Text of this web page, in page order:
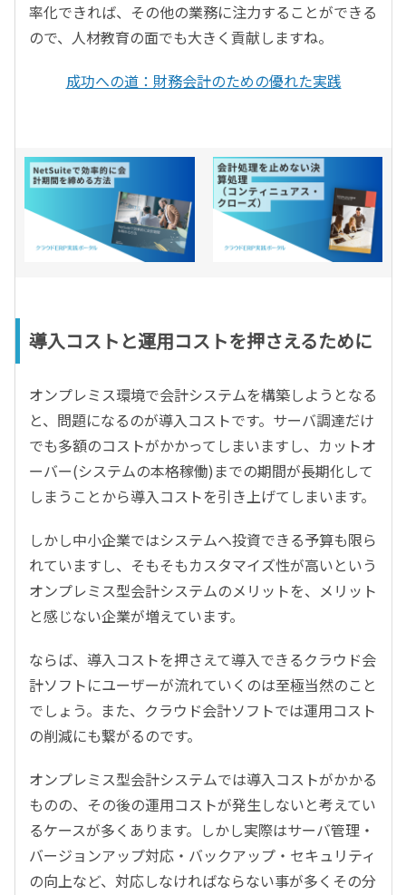
率化できれば、その他の業務に注力することができる
ので、人材教育の面でも大きく貢献しますね。
成功への道：財務会計のための優れた実践
導入コストと運用コストを押さえるために
オンプレミス環境で会計システムを構築しようとなる
と、問題になるのが導入コストです。サーバ調達だけ
でも多額のコストがかかってしまいますし、カットオ
ーバー(システムの本格稼働)までの期間が長期化して
しまうことから導入コストを引き上げてしまいます。
しかし中小企業ではシステムへ投資できる予算も限ら
れていますし、そもそもカスタマイズ性が高いという
オンプレミス型会計システムのメリットを、メリット
と感じない企業が増えています。
ならば、導入コストを押さえて導入できるクラウド会
計ソフトにユーザーが流れていくのは至極当然のこと
でしょう。また、クラウド会計ソフトでは運用コスト
の削減にも繋がるのです。
オンプレミス型会計システムでは導入コストがかかる
ものの、その後の運用コストが発生しないと考えてい
るケースが多くあります。しかし実際はサーバ管理・
バージョンアップ対応・バックアップ・セキュリティ
の向上など、対応しなければならない事が多くその分